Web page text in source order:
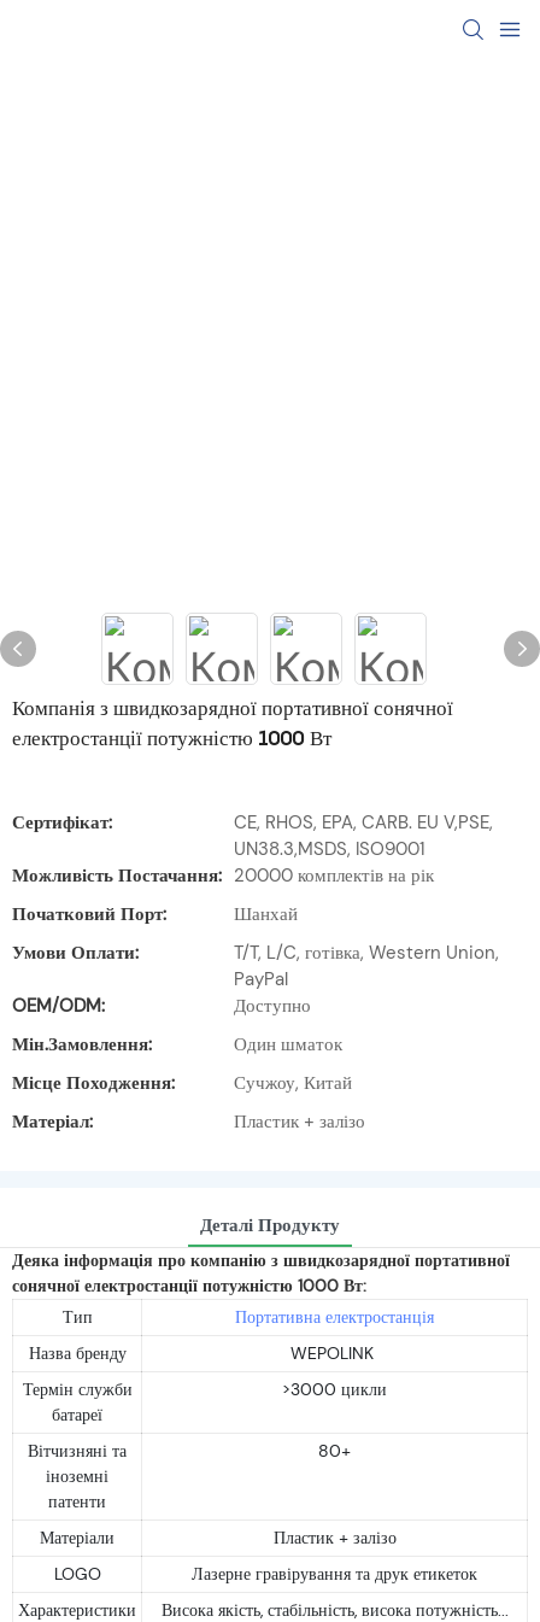
Компанія з швидкозарядної портативної сонячної
електростанції потужністю 1000 Вт
Сертифікат:
CE, RHOS, EPA, CARB. EU V,PSE,
UN38.3,MSDS, ISO9001
Можливість Постачання: 20000 комплектів на рік
Початковий Порт:
Шанхай
Умови Оплати:
T/T, L/C, готівка, Western Union,
PayPal
OEM/ODM:
Доступно
Мін.замовлення:
Один шматок
Місце Походження:
Сучжоу, Китай
Матеріал:
Пластик + залізо
Деталі Продукту
Деяка інформація про компанію з швидкозарядної портативної
сонячної електростанції потужністю 1000 Вт:
Тип
Портативна електростанція
Назва бренду
WEPOLINK
Термін служби
батареї
>3000 цикли
Вітчизняні та
іноземні
патенти
80+
Матеріали
Пластик + залізо
LOGO
Лазерне гравірування та друк етикеток
Характеристики
Висока якість, стабільність, висока потужність...